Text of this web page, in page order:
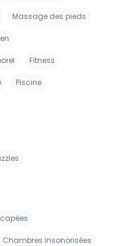
Massage des pieds
Fitness
Piscine
Chambres insonorisées